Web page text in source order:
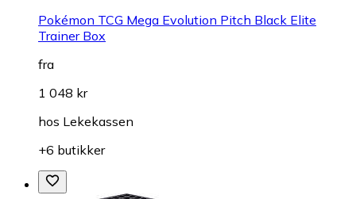
Pokémon TCG Mega Evolution Pitch Black Elite
Trainer Box
fra
1 048 kr
hos Lekekassen
+6 butikker